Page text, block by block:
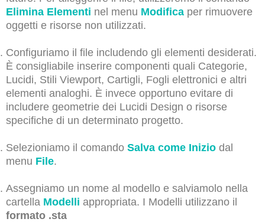
Elimina Elementi nel menu Modifica per rimuovere
oggetti e risorse non utilizzati.
Configuriamo il file includendo gli elementi desiderati.
È consigliabile inserire componenti quali Categorie,
Lucidi, Stili Viewport, Cartigli, Fogli elettronici e altri
elementi analoghi. È invece opportuno evitare di
includere geometrie dei Lucidi Design o risorse
specifiche di un determinato progetto.
Selezioniamo il comando Salva come Inizio dal
menu File.
Assegniamo un nome al modello e salviamolo nella
cartella Modelli appropriata. I Modelli utilizzano il
formato .sta